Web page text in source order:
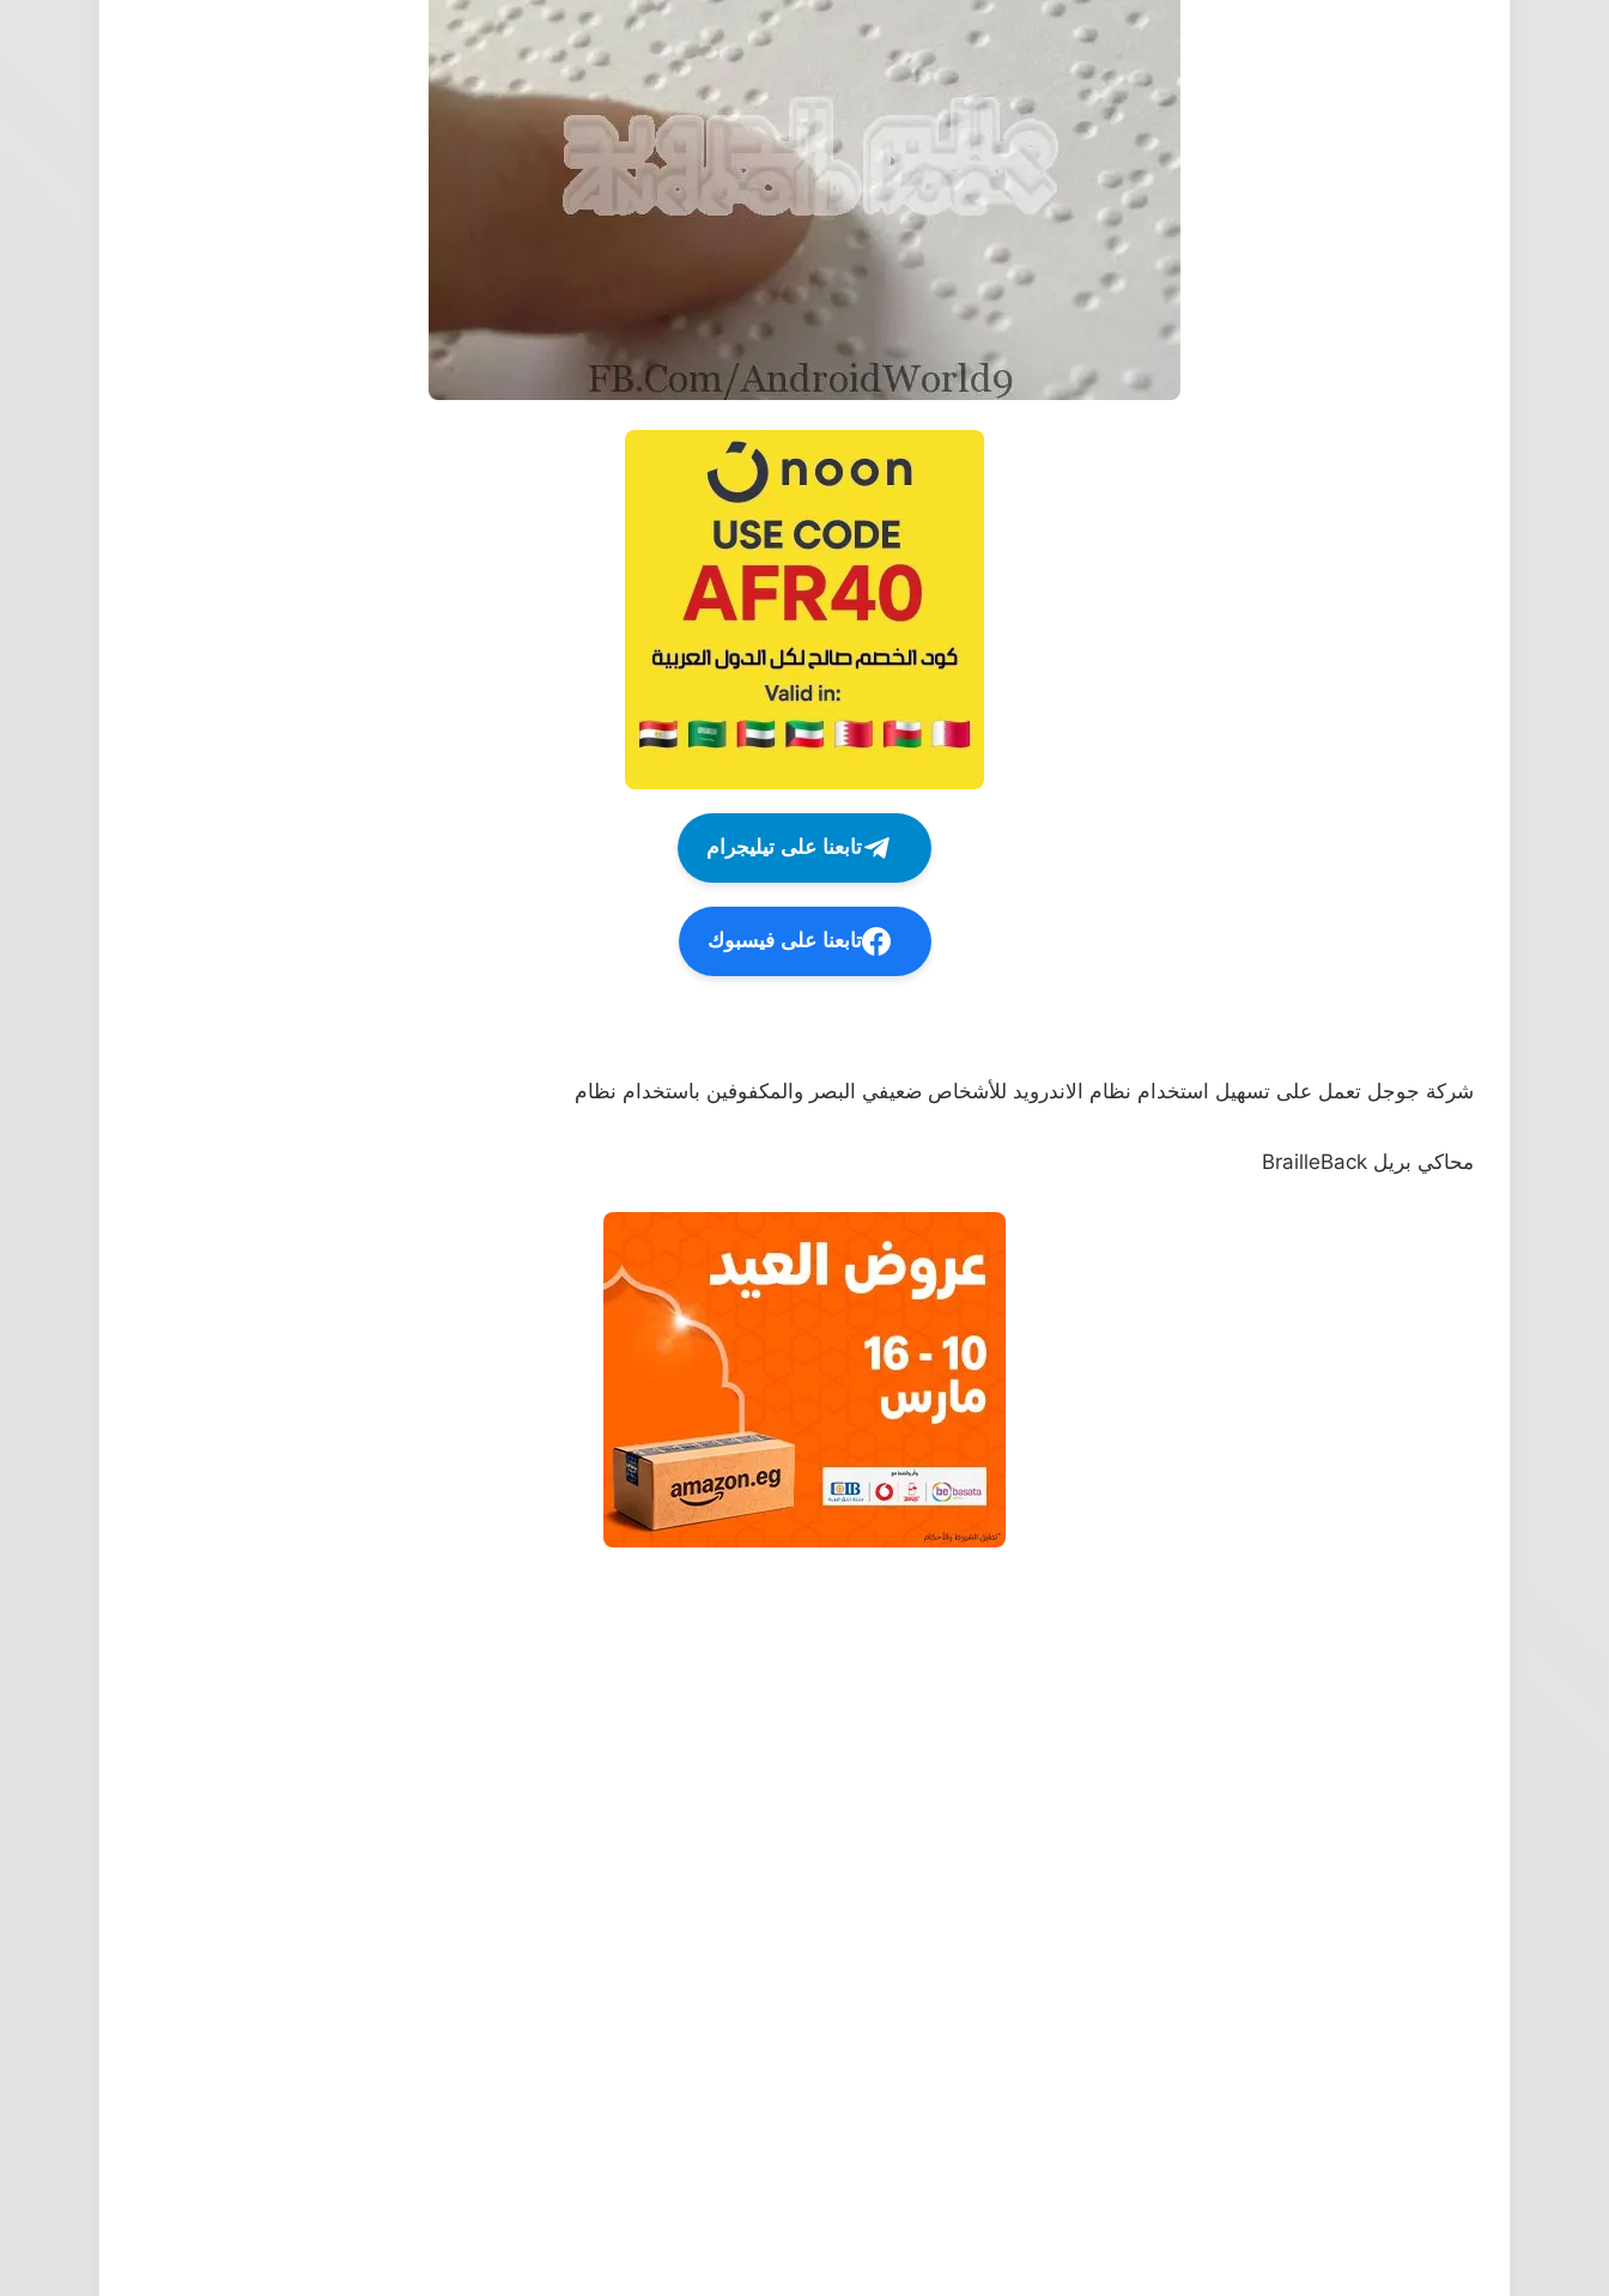
تابعنا على تيليجرام
تابعنا على فيسبوك
شركة جوجل تعمل على تسهيل استخدام نظام الاندرويد للأشخاص ضعيفي البصر والمكفوفين باستخدام نظام
محاكي بريل BrailleBack